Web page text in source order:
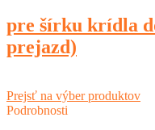
pre šírku krídla
prejazd)
Prejsť na výber produktov
Podrobnosti